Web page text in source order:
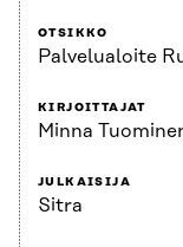
OTSIKKO
Palvelualoite
KIRJOITTAJAT
Minna
JULKAISIJA
Sitra